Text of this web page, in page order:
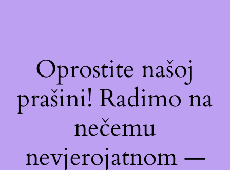
Oprostite našoj
prašini! Radimo na
nečemu
nevjerojatnom —